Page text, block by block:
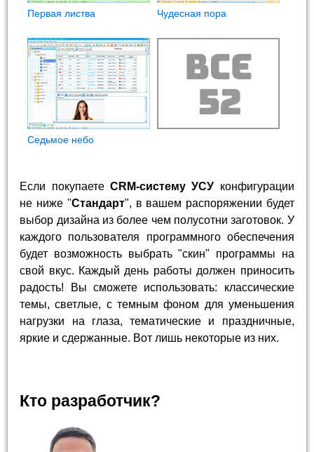
Первая листва Чудесная пора
Седьмое небо
Если покупаете CRM-систему УСУ конфигурации
не ниже "Стандарт", в вашем распоряжении будет
выбор дизайна из более чем полусотни заготовок. У
каждого пользователя программного обеспечения
будет возможность выбрать "скин" программы на
свой вкус. Каждый день работы должен приносить
радость! Вы сможете использовать: классические
темы, светлые, с темным фоном для уменьшения
нагрузки на глаза, тематические и праздничные,
яркие и сдержанные. Вот лишь некоторые из них.
Кто разработчик?